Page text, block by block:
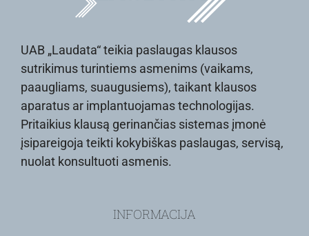
UAB „Laudata“ teikia paslaugas klausos
sutrikimus turintiems asmenims (vaikams,
paaugliams, suaugusiems), taikant klausos
aparatus ar implantuojamas technologijas.
Pritaikius klausą gerinančias sistemas įmonė
įsipareigoja teikti kokybiškas paslaugas, servisą,
nuolat konsultuoti asmenis.
INFORMACIJA